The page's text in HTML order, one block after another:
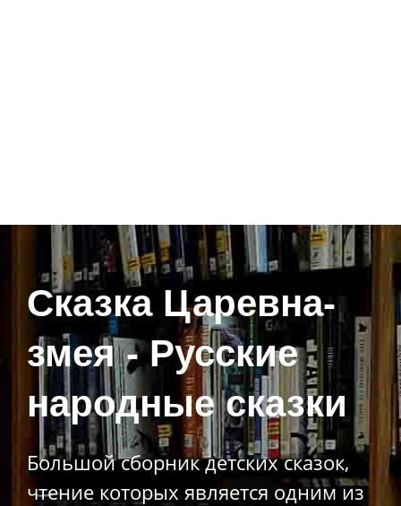
Сказка Царевна-
змея - Русские
народные сказки
Большой сборник детских сказок,
чтение которых является одним из